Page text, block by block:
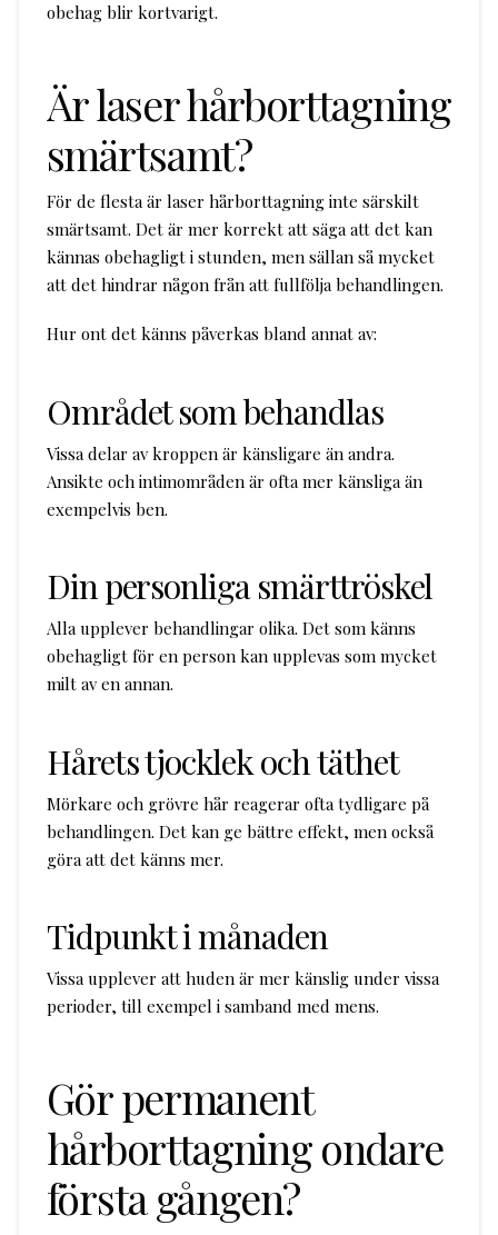
obehag blir kortvarigt.
Är laser hårborttagning
smärtsamt?
För de flesta är laser hårborttagning inte särskilt
smärtsamt. Det är mer korrekt att säga att det kan
kännas obehagligt i stunden, men sällan så mycket
att det hindrar någon från att fullfölja behandlingen.
Hur ont det känns påverkas bland annat av:
Området som behandlas
Vissa delar av kroppen är känsligare än andra.
Ansikte och intimområden är ofta mer känsliga än
exempelvis ben.
Din personliga smärttröskel
Alla upplever behandlingar olika. Det som känns
obehagligt för en person kan upplevas som mycket
milt av en annan.
Hårets tjocklek och täthet
Mörkare och grövre hår reagerar ofta tydligare på
behandlingen. Det kan ge bättre effekt, men också
göra att det känns mer.
Tidpunkt i månaden
Vissa upplever att huden är mer känslig under vissa
perioder, till exempel i samband med mens.
Gör permanent
hårborttagning ondare
första gången?